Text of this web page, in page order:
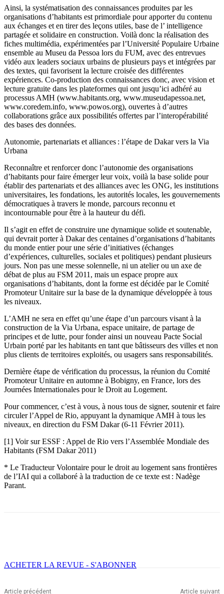
Ainsi, la systématisation des connaissances produites par les
organisations d’habitants est primordiale pour apporter du contenu
aux échanges et en tirer des leçons utiles, base de l’ intelligence
partagée et solidaire en construction. Voilà donc la réalisation des
fiches multimédia, expérimentées par l’Université Populaire Urbaine
ensemble au Museu da Pessoa lors du FUM, avec des entrevues
vidéo aux leaders sociaux urbains de plusieurs pays et intégrées par
des textes, qui favorisent la lecture croisée des différentes
expériences. Co-production des connaissances donc, avec vision et
lecture gratuite dans les plateformes qui ont jusqu’ici adhéré au
processus AMH (www.habitants.org, www.museudapessoa.net,
www.coredem.info, www.powos.org), ouvertes à d’autres
collaborations grâce aux possibilités offertes par l’interopérabilité
des bases des données.
Autonomie, partenariats et alliances : l’étape de Dakar vers la Via
Urbana
Reconnaître et renforcer donc l’autonomie des organisations
d’habitants pour faire émerger leur voix, voilà la base solide pour
établir des partenariats et des alliances avec les ONG, les institutions
universitaires, les fondations, les autorités locales, les gouvernements
démocratiques à travers le monde, parcours reconnu et
incontournable pour être à la hauteur du défi.
Il s’agit en effet de construire une dynamique solide et soutenable,
qui devrait porter à Dakar des centaines d’organisations d’habitants
du monde entier pour une série d’initiatives (échanges
d’expériences, culturelles, sociales et politiques) pendant plusieurs
jours. Non pas une messe solennelle, ni un atelier ou un axe de
débat de plus au FSM 2011, mais un espace propre aux
organisations d’habitants, dont la forme est décidée par le Comité
Promoteur Unitaire sur la base de la dynamique développée à tous
les niveaux.
L’AMH ne sera en effet qu’une étape d’un parcours visant à la
construction de la Via Urbana, espace unitaire, de partage de
principes et de lutte, pour fonder ainsi un nouveau Pacte Social
Urbain porté par les habitants en tant que bâtisseurs des villes et non
plus clients de territoires exploités, ou usagers sans responsabilités.
Dernière étape de vérification du processus, la réunion du Comité
Promoteur Unitaire en automne à Bobigny, en France, lors des
Journées Internationales pour le Droit au Logement.
Pour commencer, c’est à vous, à nous tous de signer, soutenir et faire
circuler l’Appel de Rio, appuyant la dynamique AMH à tous les
niveaux, en direction du FSM Dakar (6-11 Février 2011).
[1] Voir sur ESSF : Appel de Rio vers l’Assemblée Mondiale des
Habitants (FSM Dakar 2011)
* Le Traducteur Volontaire pour le droit au logement sans frontières
de l’IAI qui a collaboré à la traduction de ce texte est : Nadège
Parant.
ACHETER LA REVUE - S'ABONNER
Article précédent Article suivant